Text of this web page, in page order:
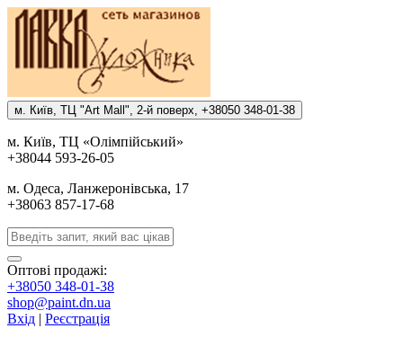
м. Киïв, ТЦ "Art Mall", 2-й поверх, +38050 348-01-38
м. Киïв, ТЦ «Олiмпiйський»
+38044 593-26-05
м. Одеса, Ланжеронiвська, 17
+38063 857-17-68
Оптові продажі:
+38050 348-01-38
shop@paint.dn.ua
Вхід | Реєстрація